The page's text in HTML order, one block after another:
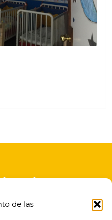
de las
nesta
é gratuita